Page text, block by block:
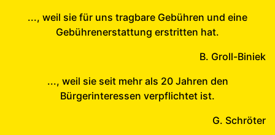
..., weil sie für uns tragbare Gebühren und eine
Gebührenerstattung erstritten hat.
B. Groll-Biniek
..., weil sie seit mehr als 20 Jahren den
Bürgerinteressen verpflichtet ist.
G. Schröter